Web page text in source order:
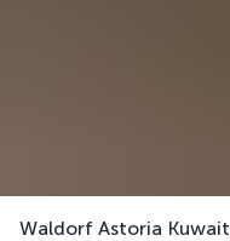
Waldorf Astoria Kuwait